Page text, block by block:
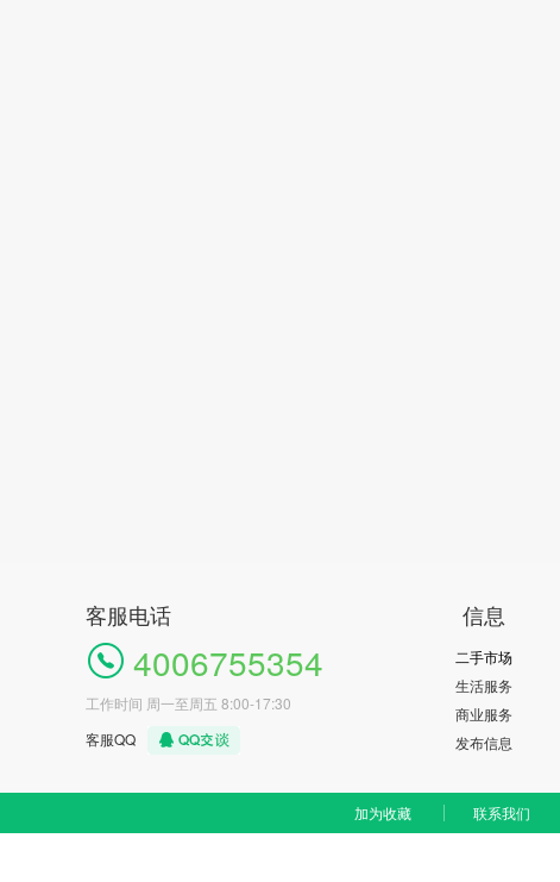
客服电话
4006755354
工作时间 周一至周五 8:00-17:30
客服QQ
信息
二手市场
生活服务
商业服务
发布信息
加为收藏 联系我们